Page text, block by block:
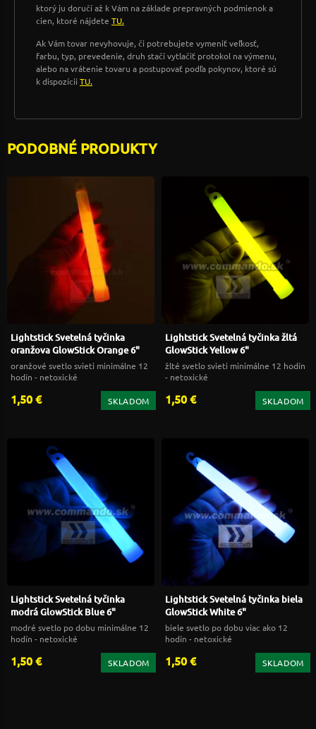
ktorý ju doručí až k Vám na základe prepravných podmienok a
cien, ktoré nájdete TU.
Ak Vám tovar nevyhovuje, či potrebujete vymeniť veľkosť,
farbu, typ, prevedenie, druh stačí vytlačiť protokol na výmenu,
alebo na vrátenie tovaru a postupovať podľa pokynov, ktoré sú
k dispozícii TU.
PODOBNÉ PRODUKTY
Lightstick Svetelná tyčinka
oranžova GlowStick Orange 6"
oranžové svetlo svieti minimálne 12
hodín - netoxické
1,50 € SKLADOM
Lightstick Svetelná tyčinka žltá
GlowStick Yellow 6"
žlté svetlo svieti minimálne 12 hodín
- netoxické
1,50 € SKLADOM
Lightstick Svetelná tyčinka
modrá GlowStick Blue 6"
modré svetlo po dobu minimálne 12
hodín - netoxické
1,50 € SKLADOM
Lightstick Svetelná tyčinka biela
GlowStick White 6"
biele svetlo po dobu viac ako 12
hodín - netoxické
1,50 € SKLADOM